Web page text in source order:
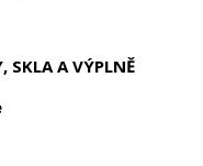
SKLA A VÝPLNĚ